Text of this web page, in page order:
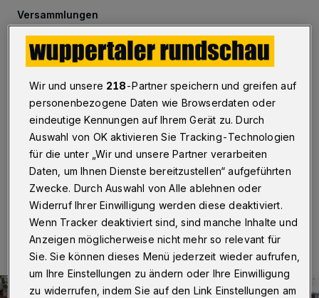
Versammlungen
1. Mai: Polizei-Appell im Vorfeld
Wuppertal·Die Wuppertaler Polizei appelliert an die
Teilnehmerinnen und Teilnehmer von Veranstaltungen
und Versammlungen zum 1. Mai, die „hohe
Infektionsgefahr durch das Corona-Virus“ zu
beachten. Man werde die Einhaltung der aktuellen
Regeln überwachen.
29.04.2021 , 15:22 Uhr Eine Minute Lesezeit
Wir und unsere 218-Partner speichern und greifen auf
personenbezogene Daten wie Browserdaten oder
eindeutige Kennungen auf Ihrem Gerät zu. Durch
Auswahl von OK aktivieren Sie Tracking-Technologien
für die unter „Wir und unsere Partner verarbeiten
Daten, um Ihnen Dienste bereitzustellen“ aufgeführten
Zwecke. Durch Auswahl von Alle ablehnen oder
Widerruf Ihrer Einwilligung werden diese deaktiviert.
Wenn Tracker deaktiviert sind, sind manche Inhalte und
Anzeigen möglicherweise nicht mehr so relevant für
Sie. Sie können dieses Menü jederzeit wieder aufrufen,
um Ihre Einstellungen zu ändern oder Ihre Einwilligung
zu widerrufen, indem Sie auf den Link Einstellungen am